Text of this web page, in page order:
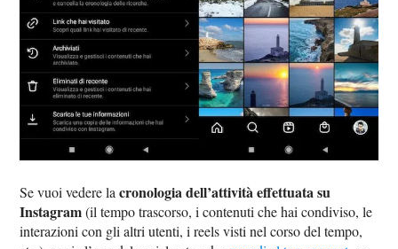
Se vuoi vedere lacronologia dell’attività effettuata su
Instagram(il tempo trascorso, i contenuti che hai condiviso, le
interazioni con gli altri utenti, i reels visti nel corso del tempo,